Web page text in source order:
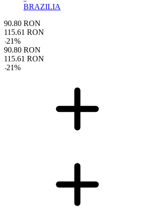
BRAZILIA
90.80 RON
115.61 RON
-21%
90.80 RON
115.61 RON
-21%